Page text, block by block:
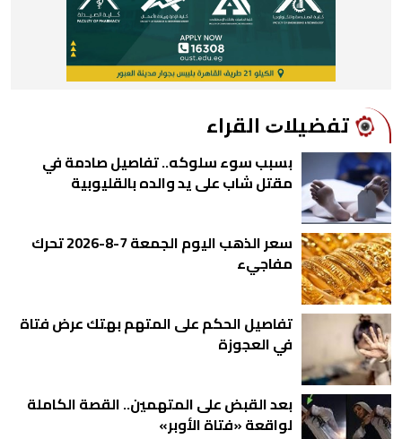
ﺗﻔﻀﻴﻼﺕ اﻟﻘﺮاء
بسبب سوء سلوكه.. تفاصيل صادمة في
مقتل شاب على يد والده بالقليوبية
سعر الذهب اليوم الجمعة 7-8-2026 تحرك
مفاجيء
تفاصيل الحكم على المتهم بهتك عرض فتاة
في العجوزة
بعد القبض على المتهمين.. القصة الكاملة
لواقعة «فتاة الأوبر»